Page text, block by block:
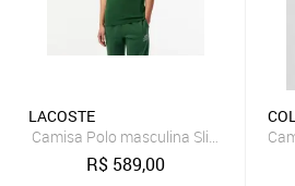
LACOSTE
Camisa Polo masculina Slim Fit em
R$ 589,00